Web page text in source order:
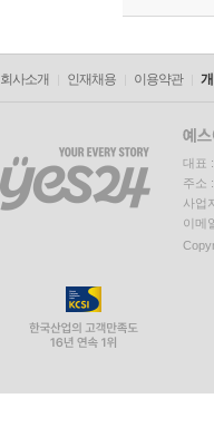
회사소개 인재채용 이용약관
대표
주소
사업
이메